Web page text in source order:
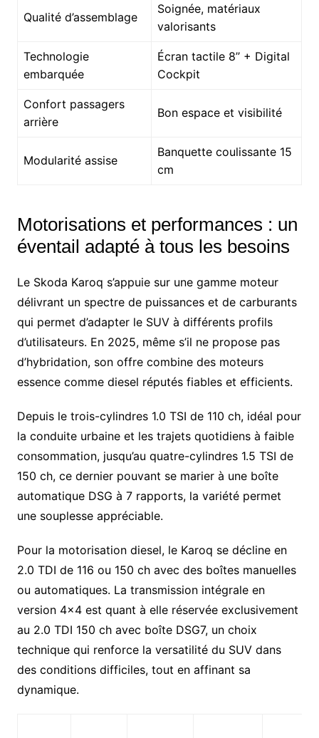
Qualité d’assemblage
Soignée, matériaux
valorisants
Technologie
embarquée
Écran tactile 8’’ + Digital
Cockpit
Confort passagers
arrière
Bon espace et visibilité
Modularité assise
Banquette coulissante 15
cm
Motorisations et performances : un
éventail adapté à tous les besoins
Le Skoda Karoq s’appuie sur une gamme moteur
délivrant un spectre de puissances et de carburants
qui permet d’adapter le SUV à différents profils
d’utilisateurs. En 2025, même s’il ne propose pas
d’hybridation, son offre combine des moteurs
essence comme diesel réputés fiables et efficients.
Depuis le trois-cylindres 1.0 TSI de 110 ch, idéal pour
la conduite urbaine et les trajets quotidiens à faible
consommation, jusqu’au quatre-cylindres 1.5 TSI de
150 ch, ce dernier pouvant se marier à une boîte
automatique DSG à 7 rapports, la variété permet
une souplesse appréciable.
Pour la motorisation diesel, le Karoq se décline en
2.0 TDI de 116 ou 150 ch avec des boîtes manuelles
ou automatiques. La transmission intégrale en
version 4×4 est quant à elle réservée exclusivement
au 2.0 TDI 150 ch avec boîte DSG7, un choix
technique qui renforce la versatilité du SUV dans
des conditions difficiles, tout en affinant sa
dynamique.